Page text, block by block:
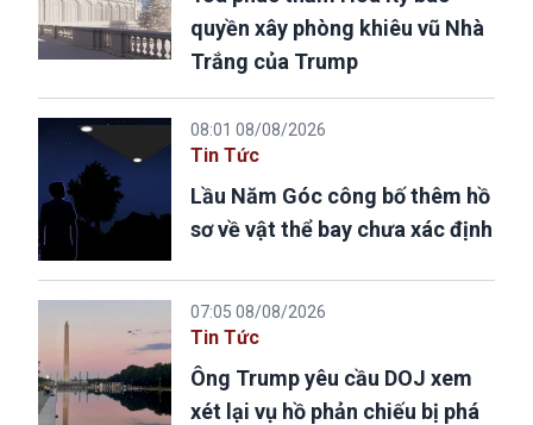
quyền xây phòng khiêu vũ Nhà
Trắng của Trump
08:01 08/08/2026
Tin Tức
Lầu Năm Góc công bố thêm hồ
sơ về vật thể bay chưa xác định
07:05 08/08/2026
Tin Tức
Ông Trump yêu cầu DOJ xem
xét lại vụ hồ phản chiếu bị phá